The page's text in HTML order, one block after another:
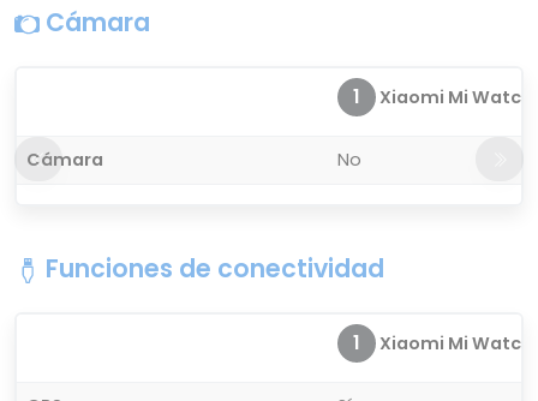
Cámara
1 Xiaomi Mi Watch
Cámara No
Funciones de conectividad
1 Xiaomi Mi Watch